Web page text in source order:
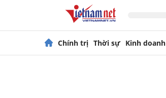
Chính trị Thời sự Kinh doanh